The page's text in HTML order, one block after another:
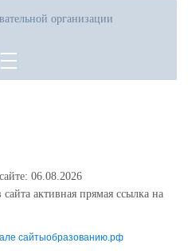
организации
06.08.2026
активная прямая ссылка на
сайтыобразованию.рф